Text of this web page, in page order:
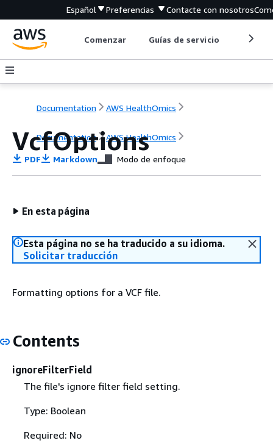
Español Preferencias Contacte con nosotros
Comenzar Guías de servicio
Documentation AWS HealthOmics
Documentation AWS HealthOmics
VcfOptions
PDF Markdown Modo de enfoque
En esta página
Esta página no se ha traducido a su idioma.
Solicitar traducción
Formatting options for a VCF file.
Contents
ignoreFilterField
The file's ignore filter field setting.
Type: Boolean
Required: No